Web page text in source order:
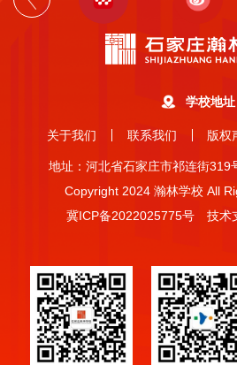
学校地址
关于我们 联系我们 版权
地址：河北省石家庄市祁连街319
Copyright 2024 瀚林学校 All
冀ICP备2022025775号
技术